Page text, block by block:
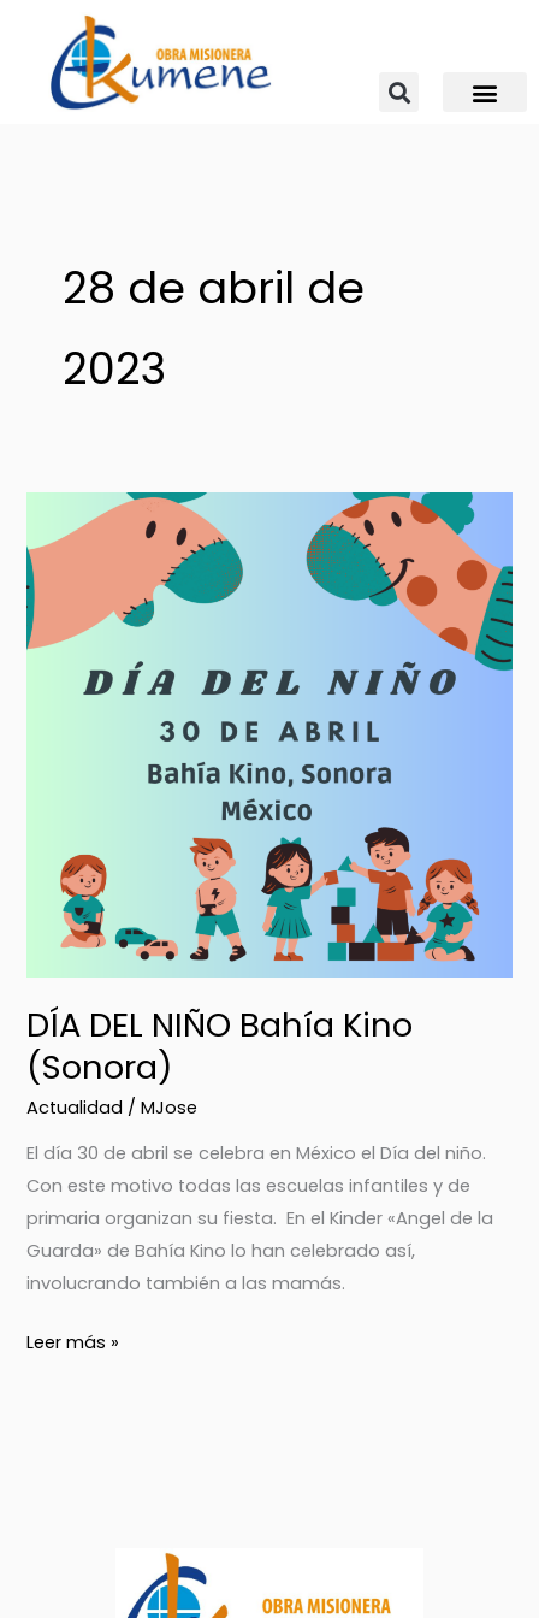
contenido
28 de abril de
2023
DÍA DEL NIÑO Bahía Kino
(Sonora)
Actualidad /MJose
El día 30 de abril se celebra en México el Día del niño.
Con este motivo todas las escuelas infantiles y de
primaria organizan su fiesta. En el Kinder «Angel de la
Guarda» de Bahía Kino lo han celebrado así,
involucrando también a las mamás.
DEL
NIÑO
Bahía
Kino
(Sonora)
Leer más »